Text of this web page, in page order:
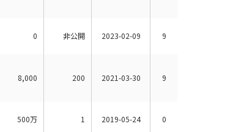
0 非公開 2023-02-09 9
8,000 200 2021-03-30 9
500万 1 2019-05-24 0